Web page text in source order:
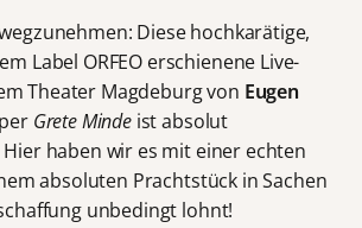
Diese hochkarätige,
Label ORFEO erschienene Live-
Theater Magdeburg von Eugen
Grete Mindeist absolut
haben wir es mit einer echten
absoluten Prachtstück in Sachen
unbedingt lohnt!